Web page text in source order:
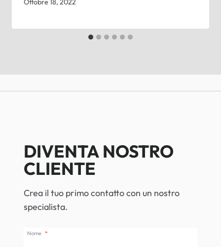
Ottobre 18, 2022
DIVENTA NOSTRO
CLIENTE
Crea il tuo primo contatto con un nostro
specialista.
Nome